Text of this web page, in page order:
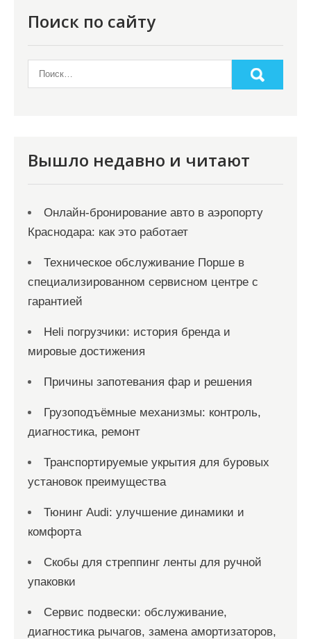
Поиск по сайту
Вышло недавно и читают
Онлайн‑бронирование авто в аэропорту
Краснодара: как это работает
Техническое обслуживание Порше в
специализированном сервисном центре с
гарантией
Heli погрузчики: история бренда и
мировые достижения
Причины запотевания фар и решения
Грузоподъёмные механизмы: контроль,
диагностика, ремонт
Транспортируемые укрытия для буровых
установок преимущества
Тюнинг Audi: улучшение динамики и
комфорта
Скобы для стреппинг ленты для ручной
упаковки
Сервис подвески: обслуживание,
диагностика рычагов, замена амортизаторов,